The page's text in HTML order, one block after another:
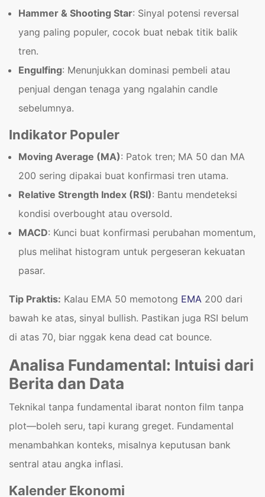
Hammer & Shooting Star: Sinyal potensi reversal
yang paling populer, cocok buat nebak titik balik
tren.
Engulfing: Menunjukkan dominasi pembeli atau
penjual dengan tenaga yang ngalahin candle
sebelumnya.
Indikator Populer
Moving Average (MA): Patok tren; MA 50 dan MA
200 sering dipakai buat konfirmasi tren utama.
Relative Strength Index (RSI): Bantu mendeteksi
kondisi overbought atau oversold.
MACD: Kunci buat konfirmasi perubahan momentum,
plus melihat histogram untuk pergeseran kekuatan
pasar.
Tip Praktis: Kalau EMA 50 memotong EMA 200 dari
bawah ke atas, sinyal bullish. Pastikan juga RSI belum
di atas 70, biar nggak kena dead cat bounce.
Analisa Fundamental: Intuisi dari
Berita dan Data
Teknikal tanpa fundamental ibarat nonton film tanpa
plot—boleh seru, tapi kurang greget. Fundamental
menambahkan konteks, misalnya keputusan bank
sentral atau angka inflasi.
Kalender Ekonomi